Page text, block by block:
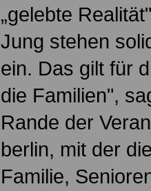
„gelebte
Jung stehen
ein. Das gilt für
die Familien",
Rande der
berlin, mit der
Familie,